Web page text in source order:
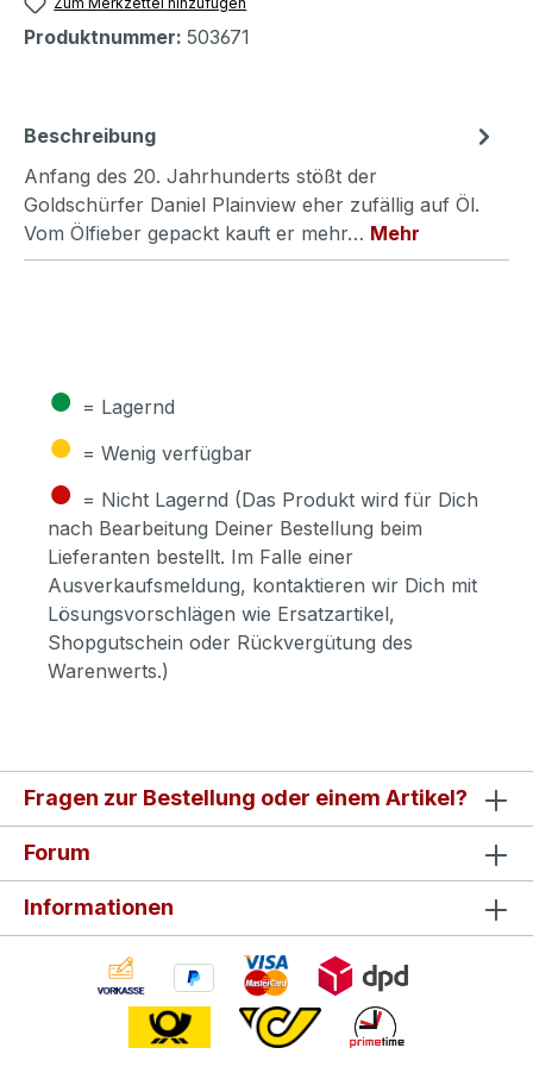
Produktnummer: 503671
Beschreibung
Anfang des 20. Jahrhunderts stößt der
Goldschürfer Daniel Plainview eher zufällig auf Öl.
Vom Ölfieber gepackt kauft er mehr… Mehr
● = Lagernd
● = Wenig verfügbar
● = Nicht Lagernd (Das Produkt wird für Dich
nach Bearbeitung Deiner Bestellung beim
Lieferanten bestellt. Im Falle einer
Ausverkaufsmeldung, kontaktieren wir Dich mit
Lösungsvorschlägen wie Ersatzartikel,
Shopgutschein oder Rückvergütung des
Warenwerts.)
Fragen zur Bestellung oder einem Artikel?
Forum
Informationen